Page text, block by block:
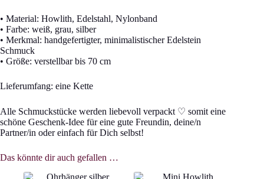
• Material: Howlith, Edelstahl, Nylonband
• Farbe: weiß, grau, silber
• Merkmal: handgefertigter, minimalistischer Edelstein
Schmuck
• Größe: verstellbar bis 70 cm
Lieferumfang: eine Kette
Alle Schmuckstücke werden liebevoll verpackt ♡ somit eine
schöne Geschenk-Idee für eine gute Freundin, deine/n
Partner/in oder einfach für Dich selbst!
Das könnte dir auch gefallen …